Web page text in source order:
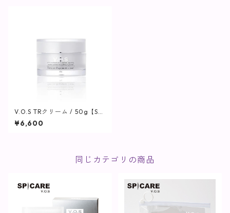
V.O.S TRクリーム / 50g【SPI
CARE】
¥6,600
同じカテゴリの商品